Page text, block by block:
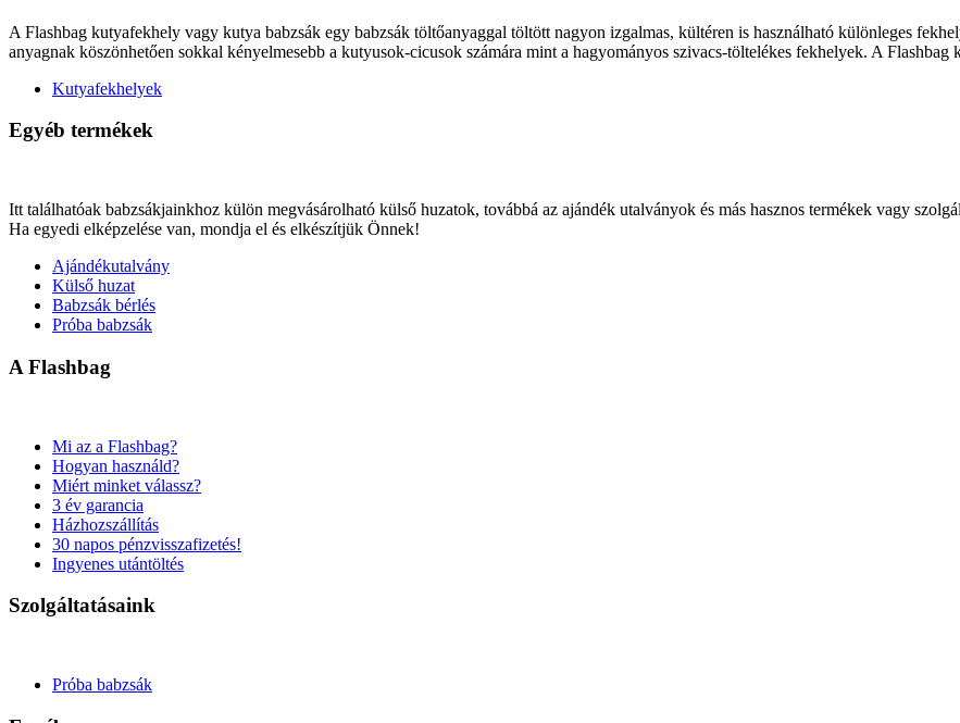
A Flashbag kutyafekhely vagy kutya babzsák egy babzsák töltőanyaggal töltött nagyon izgalmas, kültéren is használható különleges
anyagnak köszönhetően sokkal kényelmesebb a kutyusok-cicusok számára mint a hagyományos szivacs-töltelékes fekhelyek. A
Kutyafekhelyek
Egyéb termékek
Itt találhatóak babzsákjainkhoz külön megvásárolható külső huzatok, továbbá az ajándék utalványok és más hasznos termékek vagy
Ha egyedi elképzelése van, mondja el és elkészítjük Önnek!
Ajándékutalvány
Külső huzat
Babzsák bérlés
Próba babzsák
A Flashbag
Mi az a Flashbag?
Hogyan használd?
Miért minket válassz?
3 év garancia
Házhozszállítás
30 napos pénzvisszafizetés!
Ingyenes utántöltés
Szolgáltatásaink
Próba babzsák